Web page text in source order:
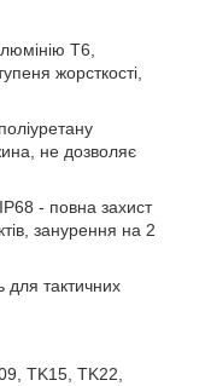
T6,
жорсткості,
не дозволяє
- повна захист
занурення на 2
для тактичних
TK15, TK22,